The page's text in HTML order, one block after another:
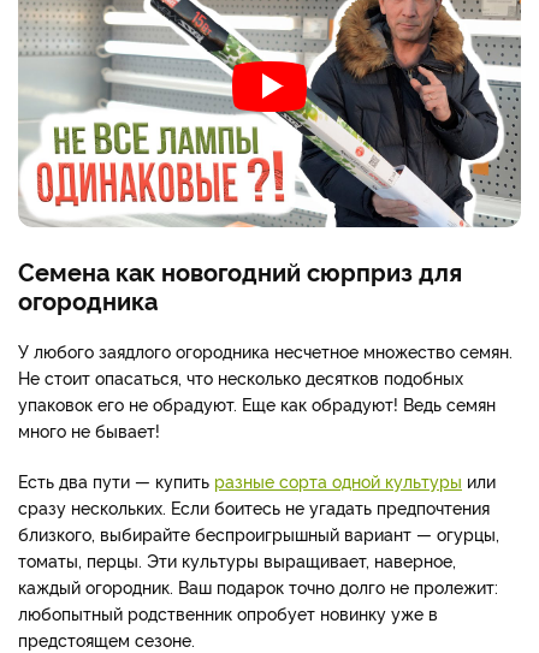
Семена как новогодний сюрприз для
огородника
У любого заядлого огородника несчетное множество семян.
Не стоит опасаться, что несколько десятков подобных
упаковок его не обрадуют. Еще как обрадуют! Ведь семян
много не бывает!
Есть два пути — купить разные сорта одной культуры или
сразу нескольких. Если боитесь не угадать предпочтения
близкого, выбирайте беспроигрышный вариант — огурцы,
томаты, перцы. Эти культуры выращивает, наверное,
каждый огородник. Ваш подарок точно долго не пролежит:
любопытный родственник опробует новинку уже в
предстоящем сезоне.